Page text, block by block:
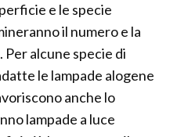
e le specie
il numero e la
alcune specie di
le lampade alogene
anche lo
lampade a luce